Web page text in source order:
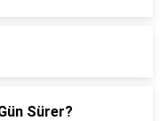
Sürer?